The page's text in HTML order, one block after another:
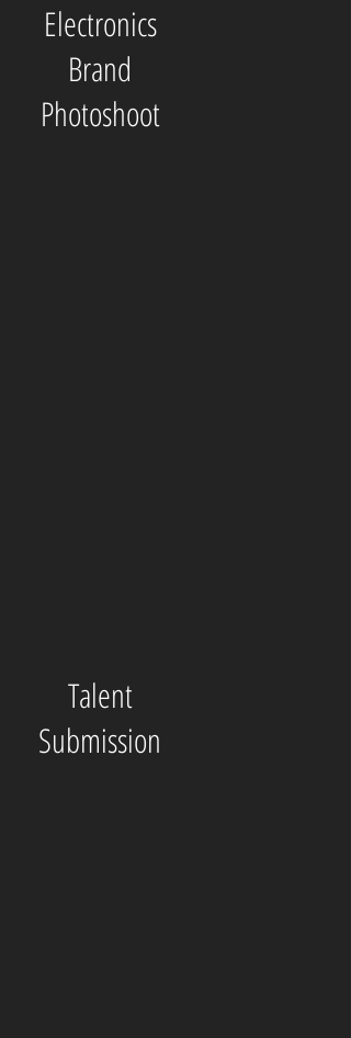
Electronics
Brand
Photoshoot
Talent
Submission